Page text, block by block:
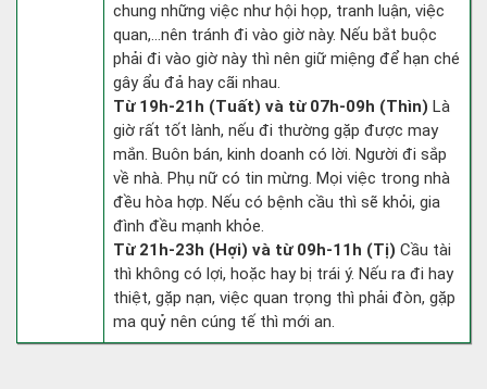
chung những việc như hội họp, tranh luận, việc
quan,…nên tránh đi vào giờ này. Nếu bắt buộc
phải đi vào giờ này thì nên giữ miệng để hạn ché
gây ẩu đả hay cãi nhau.
Từ 19h-21h (Tuất) và từ 07h-09h (Thìn) Là
giờ rất tốt lành, nếu đi thường gặp được may
mắn. Buôn bán, kinh doanh có lời. Người đi sắp
về nhà. Phụ nữ có tin mừng. Mọi việc trong nhà
đều hòa hợp. Nếu có bệnh cầu thì sẽ khỏi, gia
đình đều mạnh khỏe.
Từ 21h-23h (Hợi) và từ 09h-11h (Tị) Cầu tài
thì không có lợi, hoặc hay bị trái ý. Nếu ra đi hay
thiệt, gặp nạn, việc quan trọng thì phải đòn, gặp
ma quỷ nên cúng tế thì mới an.